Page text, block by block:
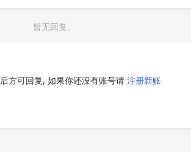
暂无回复。
后方可回复, 如果你还没有账号请 注册新账